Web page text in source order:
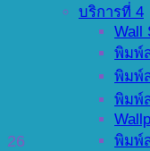
บริการที่ 4
Wall
พิมพ์
พิมพ์
พิมพ์
พิมพ์
26